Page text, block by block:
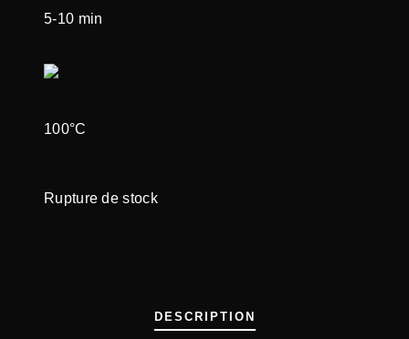
5-10 min
100°C
Rupture de stock
DESCRIPTION